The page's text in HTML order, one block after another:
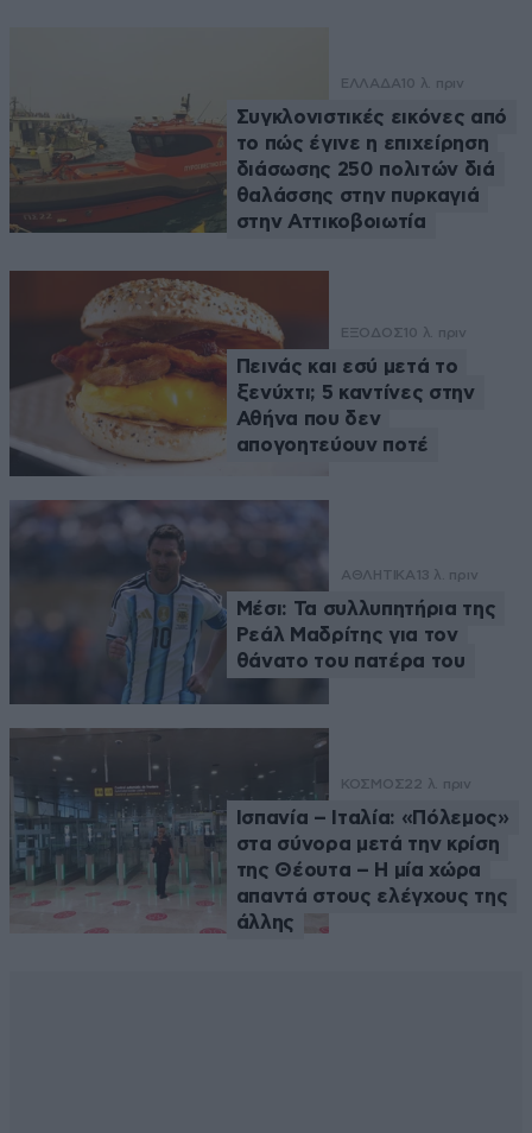
ΕΛΛΑΔΑ 10 λ. πριν
Συγκλονιστικές εικόνες από
το πώς έγινε η επιχείρηση
διάσωσης 250 πολιτών διά
θαλάσσης στην πυρκαγιά
στην Αττικοβοιωτία
ΕΞΟΔΟΣ 10 λ. πριν
Πεινάς και εσύ μετά το
ξενύχτι; 5 καντίνες στην
Αθήνα που δεν
απογοητεύουν ποτέ
ΑΘΛΗΤΙΚΑ 13 λ. πριν
Μέσι: Τα συλλυπητήρια της
Ρεάλ Μαδρίτης για τον
θάνατο του πατέρα του
ΚΟΣΜΟΣ22 λ. πριν
Ισπανία – Ιταλία: «Πόλεμος»
στα σύνορα μετά την κρίση
της Θέουτα – Η μία χώρα
απαντά στους ελέγχους της
άλλης